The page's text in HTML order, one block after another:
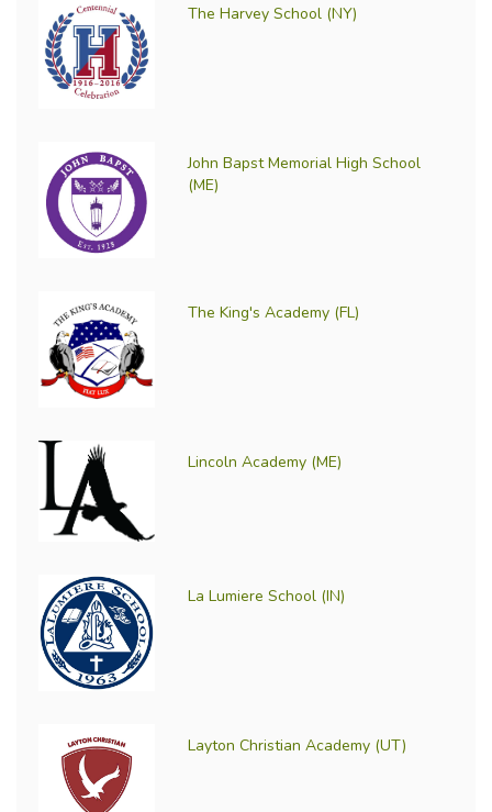
The Harvey School (NY)
John Bapst Memorial High School
(ME)
The King's Academy (FL)
Lincoln Academy (ME)
La Lumiere School (IN)
Layton Christian Academy (UT)